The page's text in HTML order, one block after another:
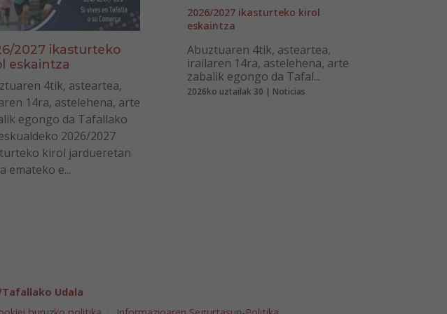
2027 ikasturteko
eskaintza
4tik, asteartea,
14ra, astelehena, arte
egongo da Tafallako
2026/2027
kirol jardueretan
emateko e...
2026/2027 ikasturteko kirol
eskaintza
Abuztuaren 4tik, asteartea,
irailaren 14ra, astelehena, arte
zabalik egongo da Tafal...
2026ko uztailak 30 | Noticias
Udala